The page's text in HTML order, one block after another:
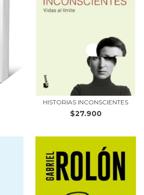
HISTORIAS INCONSCIENTES
$27.900